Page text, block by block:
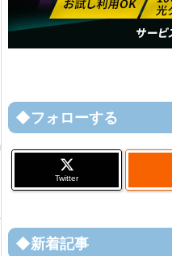
◆フォローする
Twitter
◆新着記事